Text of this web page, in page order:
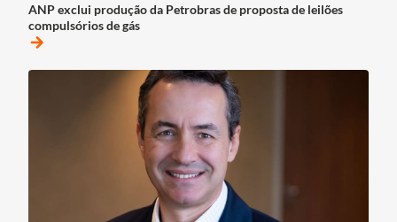
ANP exclui produção da Petrobras de proposta de leilões
compulsórios de gás
arrow_forward